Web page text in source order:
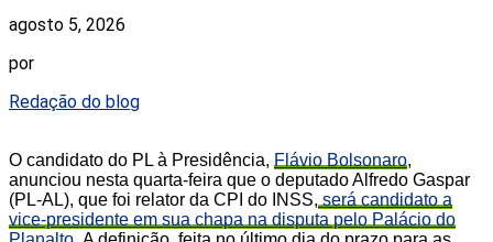
agosto 5, 2026
por
Redação do blog
O candidato do PL à Presidência, Flávio Bolsonaro,
anunciou nesta quarta-feira que o deputado Alfredo Gaspar
(PL-AL), que foi relator da CPI do INSS, será candidato a
vice-presidente em sua chapa na disputa pelo Palácio do